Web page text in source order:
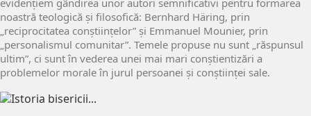
noastră teologică şi filosofică: Bernhard Häring, prin
„reciprocitatea conştiinţelor” şi Emmanuel Mounier, prin
„personalismul comunitar”. Temele propuse nu sunt „răspunsul
ultim”, ci sunt în vederea unei mai mari conştientizări a
problemelor morale în jurul persoanei şi conştiinţei sale.